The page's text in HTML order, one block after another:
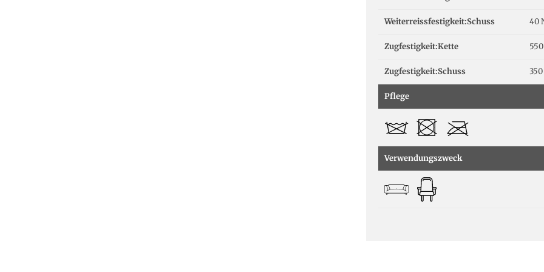
Weiterreissfestigkeit:Schuss 40
Zugfestigkeit:Kette
Zugfestigkeit:Schuss
Pflege
Verwendungszweck